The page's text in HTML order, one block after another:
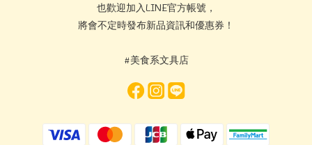
也歡迎加入LINE官方帳號，
將會不定時發布新品資訊和優惠券！
#美食系文具店